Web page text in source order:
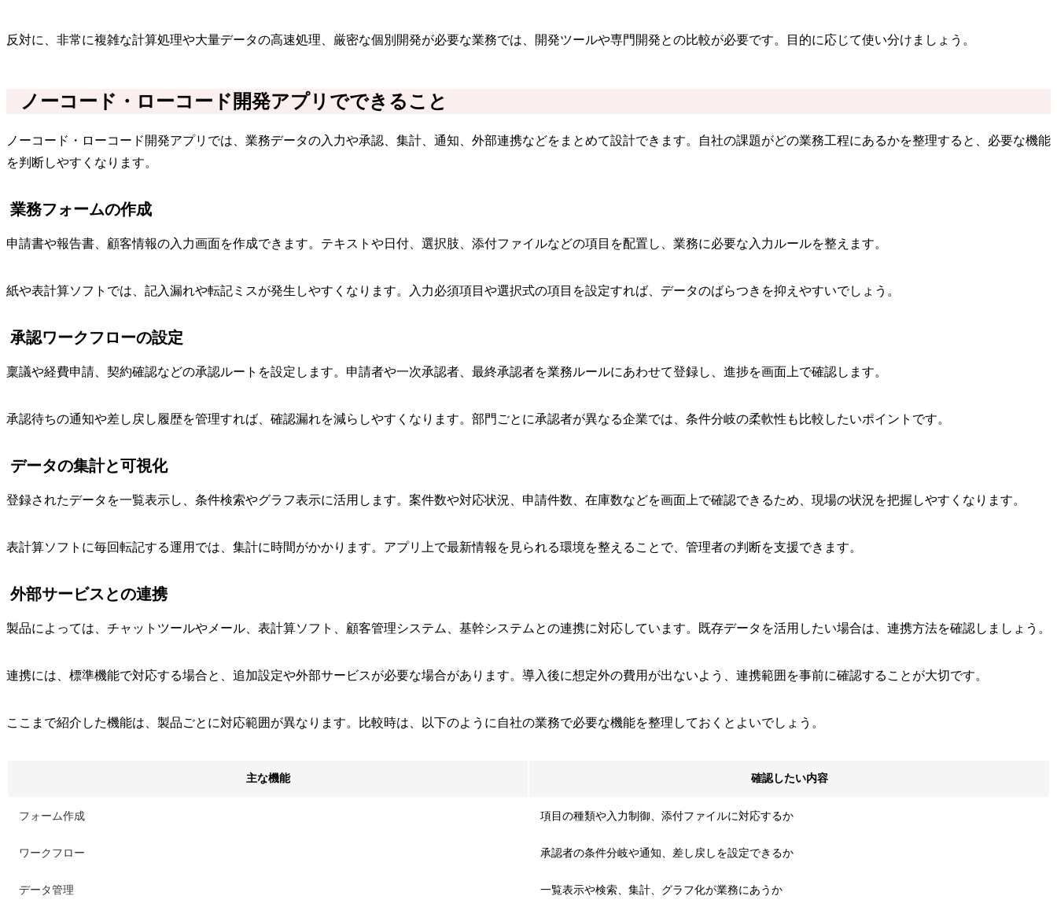
反対に、非常に複雑な計算処理や大量データの高速処理、厳密な個別開発が必要な業務では、開発ツールや専門開発との比較が必要です。目的に応じて使い分けましょう。
ノーコード・ローコード開発アプリでできること
ノーコード・ローコード開発アプリでは、業務データの入力や承認、集計、通知、外部連携などをまとめて設計できます。自社の課題がどの業務工程にあるかを整理すると、必要な機能
を判断しやすくなります。
業務フォームの作成
申請書や報告書、顧客情報の入力画面を作成できます。テキストや日付、選択肢、添付ファイルなどの項目を配置し、業務に必要な入力ルールを整えます。
紙や表計算ソフトでは、記入漏れや転記ミスが発生しやすくなります。入力必須項目や選択式の項目を設定すれば、データのばらつきを抑えやすいでしょう。
承認ワークフローの設定
稟議や経費申請、契約確認などの承認ルートを設定します。申請者や一次承認者、最終承認者を業務ルールにあわせて登録し、進捗を画面上で確認します。
承認待ちの通知や差し戻し履歴を管理すれば、確認漏れを減らしやすくなります。部門ごとに承認者が異なる企業では、条件分岐の柔軟性も比較したいポイントです。
データの集計と可視化
登録されたデータを一覧表示し、条件検索やグラフ表示に活用します。案件数や対応状況、申請件数、在庫数などを画面上で確認できるため、現場の状況を把握しやすくなります。
表計算ソフトに毎回転記する運用では、集計に時間がかかります。アプリ上で最新情報を見られる環境を整えることで、管理者の判断を支援できます。
外部サービスとの連携
製品によっては、チャットツールやメール、表計算ソフト、顧客管理システム、基幹システムとの連携に対応しています。既存データを活用したい場合は、連携方法を確認しましょう。
連携には、標準機能で対応する場合と、追加設定や外部サービスが必要な場合があります。導入後に想定外の費用が出ないよう、連携範囲を事前に確認することが大切です。
ここまで紹介した機能は、製品ごとに対応範囲が異なります。比較時は、以下のように自社の業務で必要な機能を整理しておくとよいでしょう。
主な機能 確認したい内容
フォーム作成 項目の種類や入力制御、添付ファイルに対応するか
ワークフロー 承認者の条件分岐や通知、差し戻しを設定できるか
データ管理 一覧表示や検索、集計、グラフ化が業務にあうか